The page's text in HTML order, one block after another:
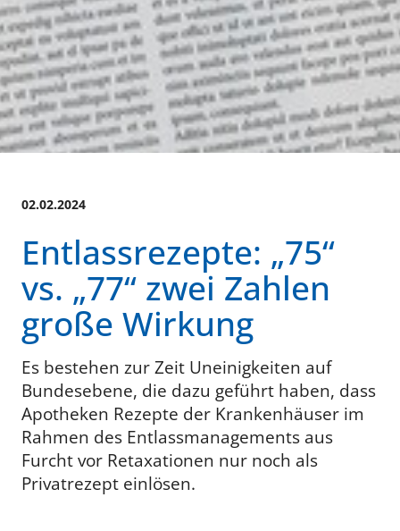
02.02.2024
Entlassrezepte: „75“
vs. „77“ zwei Zahlen
große Wirkung
Es bestehen zur Zeit Uneinigkeiten auf
Bundesebene, die dazu geführt haben, dass
Apotheken Rezepte der Krankenhäuser im
Rahmen des Entlassmanagements aus
Furcht vor Retaxationen nur noch als
Privatrezept einlösen.